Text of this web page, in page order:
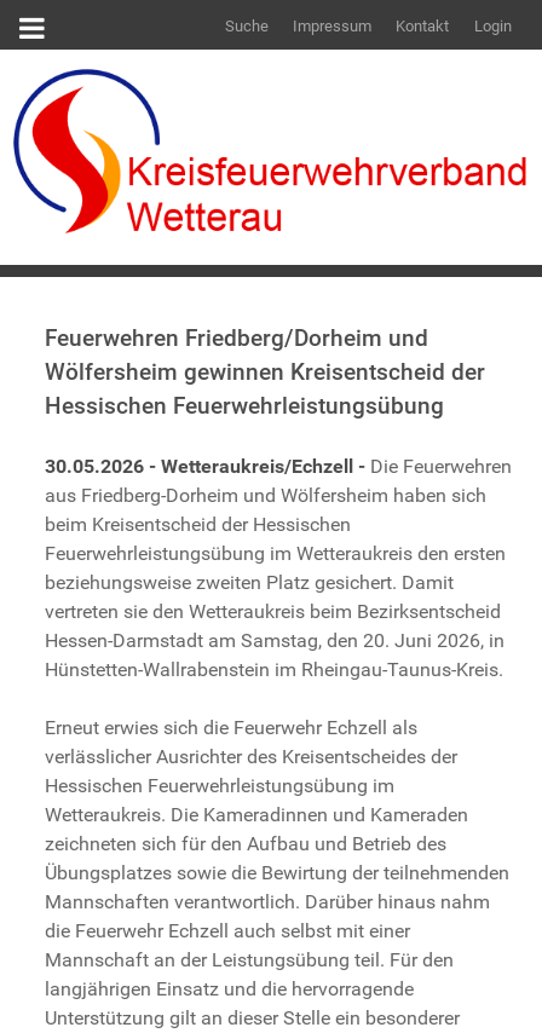
Suche Impressum Kontakt Login
Feuerwehren Friedberg/Dorheim und
Wölfersheim gewinnen Kreisentscheid der
Hessischen Feuerwehrleistungsübung
30.05.2026 - Wetteraukreis/Echzell - Die Feuerwehren
aus Friedberg-Dorheim und Wölfersheim haben sich
beim Kreisentscheid der Hessischen
Feuerwehrleistungsübung im Wetteraukreis den ersten
beziehungsweise zweiten Platz gesichert. Damit
vertreten sie den Wetteraukreis beim Bezirksentscheid
Hessen-Darmstadt am Samstag, den 20. Juni 2026, in
Hünstetten-Wallrabenstein im Rheingau-Taunus-Kreis.
Erneut erwies sich die Feuerwehr Echzell als
verlässlicher Ausrichter des Kreisentscheides der
Hessischen Feuerwehrleistungsübung im
Wetteraukreis. Die Kameradinnen und Kameraden
zeichneten sich für den Aufbau und Betrieb des
Übungsplatzes sowie die Bewirtung der teilnehmenden
Mannschaften verantwortlich. Darüber hinaus nahm
die Feuerwehr Echzell auch selbst mit einer
Mannschaft an der Leistungsübung teil. Für den
langjährigen Einsatz und die hervorragende
Unterstützung gilt an dieser Stelle ein besonderer